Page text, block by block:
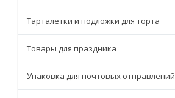
Тарталетки и подложки для торта
Товары для праздника
Упаковка для почтовых отправлений